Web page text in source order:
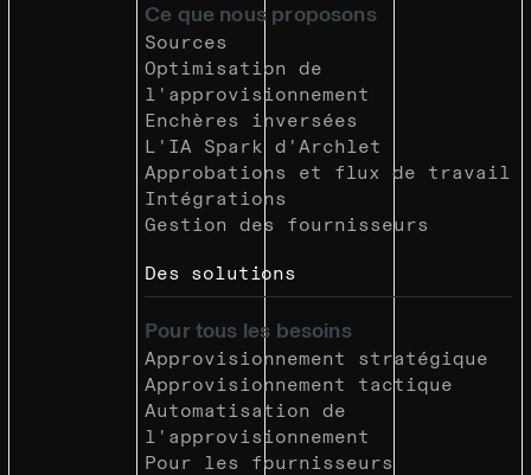
Ce que nous proposons
Sources
Optimisation de
l'approvisionnement
Enchères inversées
L'IA Spark d'Archlet
Approbations et flux de travail
Intégrations
Gestion des fournisseurs
Des solutions
Pour tous les besoins
Approvisionnement stratégique
Approvisionnement tactique
Automatisation de
l'approvisionnement
Pour les fournisseurs